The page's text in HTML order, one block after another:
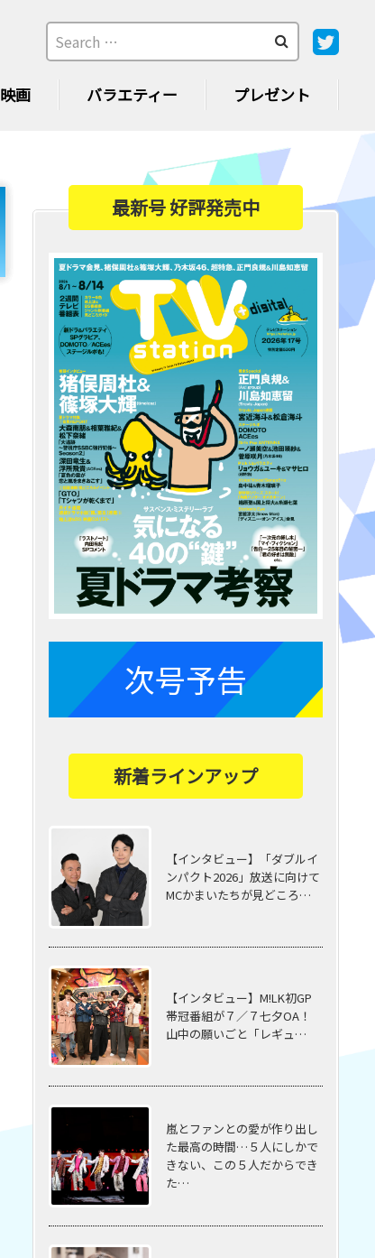
映画 バラエティー プレゼント
最新号 好評発売中
次号予告
新着ラインアップ
【インタビュー】「ダブルイ
ンパクト2026」放送に向けて
MCかまいたちが見どころ…
【インタビュー】M!LK初GP
帯冠番組が７／７七夕OA！
山中の願いごと「レギュ…
嵐とファンとの愛が作り出し
た最高の時間…５⼈にしかで
きない、この５⼈だからでき
た…